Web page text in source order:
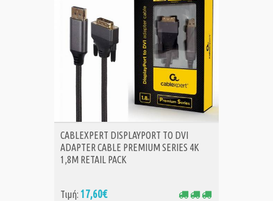
ΑΓΟΡΑ
CABLEXPERT DISPLAYPORT TO DVI
ADAPTER CABLE PREMIUM SERIES 4K
1,8M RETAIL PACK
Τιμή: 17,60€